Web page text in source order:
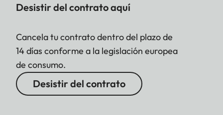
Desistir del contrato aquí
Cancela tu contrato dentro del plazo de
14 días conforme a la legislación europea
de consumo.
Desistir del contrato